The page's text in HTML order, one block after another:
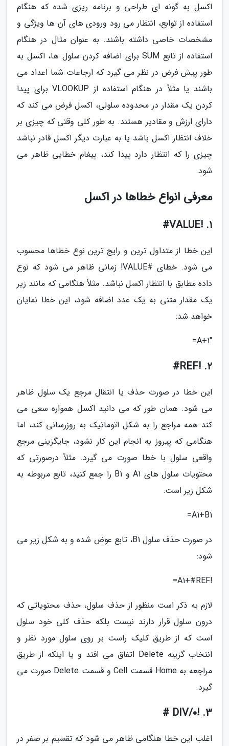
اکسل به گونه ای طراحی و برنامه ریزی شده که هنگام
استفاده از توابع، انتظار می رود ورودی های آن ها ویژگی و
مشخصات خاصی داشته باشند. به عنوان مثال در هنگام
استفاده از تابع SUM برای اضافه کردن سلول ها، اکسل به
طور پیش فرض در نظر می گیرد که ارجاعات شما اعداد می
باشند یا مثلاً در هنگام استفاده از VLOOKUP برای پیدا
کردن یک مقدار در محدوده سلولی، اکسل فرض می کند که
دارای ارزش و مقادیر هستند. به طور کلی وقتی که چیزی بر
خلاف انتظار اکسل باشد یا به عبارت دیگر اکسل قادر نباشد
چیزی را که انتظار دارد پیدا کند، پیغام خطایی ظاهر می
شود.
معرفی انواع خطاها در اکسل
1. !VALUE#
این خطا از متداول ترین و رایج ترین نوع خطاها محسوب
می شود. خطای #VALUE! زمانی ظاهر می شود که نوع
داده مطابق با انتظار اکسل نباشد. مثلاً هنگامی که مانند زیر
یک مقدار متنی به یک عدد اضافه شود، این خطا نمایان
خواهد شد:
A+1″=
2. !REF#
این خطا در صورت حذف یا انتقال مرجع یک سلول ظاهر
می شود. همان طور که می دانید اکسل همواره سعی می
کند همه مراجع را به شکل اتوماتیک به روزرسانی کند، اما
هنگامی که پیروز به انجام این کار نشود، جایگزینی مرجع
واقعی سلول با خطا صورت می گیرد. مثلاً درصورتی که
محتویات سلول های A1 و B1 را جمع کنید، تابع مربوطه به
شکل زیر است:
A1+B1=
در صورت حذف سلول B1، تابع عوض شده و به شکل زیر می
شود:
!A1+#REF=
لازم به ذکر است منظور از حذف سلول، حذف محتویاتی که
درون سلول قرار دارند نیست بلکه حذف کلی خود سلول
است که از طریق کلیک راست بر روی سلول مورد نظر و
انتخاب گزینه Delete اتفاق می افتد و یا اینکه از طریق
مراجعه به Home قسمت Cell و قسمت Delete صورت می
گیرد.
3. !DIV/0 #
اغلب این خطا هنگامی ظاهر می شود که تقسیم بر صفر در